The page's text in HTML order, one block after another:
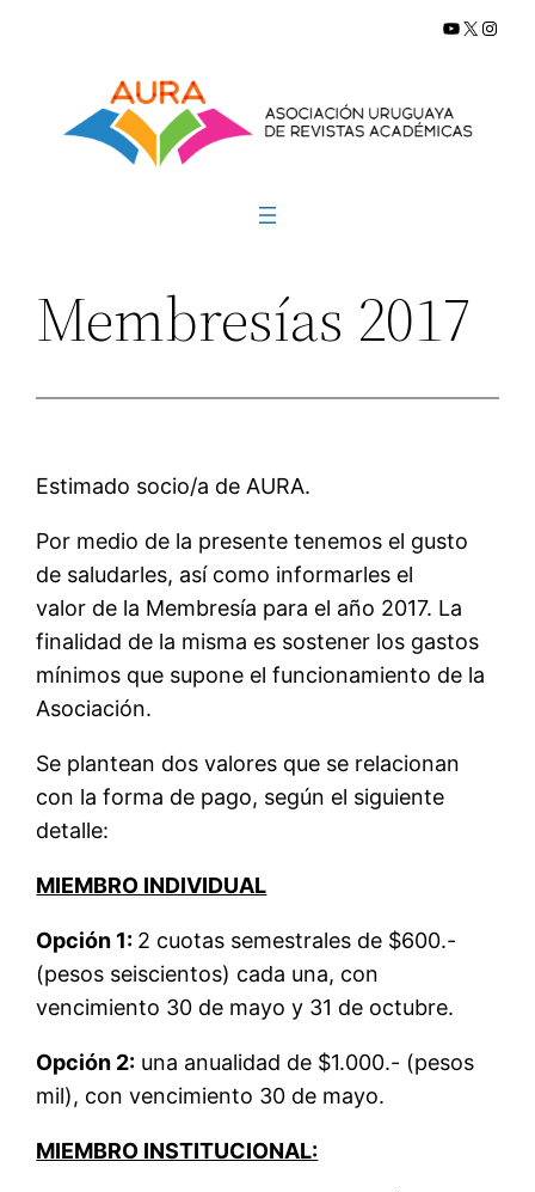
contenido
YouTube
X
Membresías 2017
Estimado socio/a de AURA.
Por medio de la presente tenemos el gusto
de saludarles, así como informarles el
valor de la Membresía para el año 2017. La
finalidad de la misma es sostener los gastos
mínimos que supone el funcionamiento de la
Asociación.
Se plantean dos valores que se relacionan
con la forma de pago, según el siguiente
detalle:
MIEMBRO INDIVIDUAL
Opción 1: 2 cuotas semestrales de $600.-
(pesos seiscientos) cada una, con
vencimiento 30 de mayo y 31 de octubre.
Opción 2: una anualidad de $1.000.- (pesos
mil), con vencimiento 30 de mayo.
MIEMBRO INSTITUCIONAL: